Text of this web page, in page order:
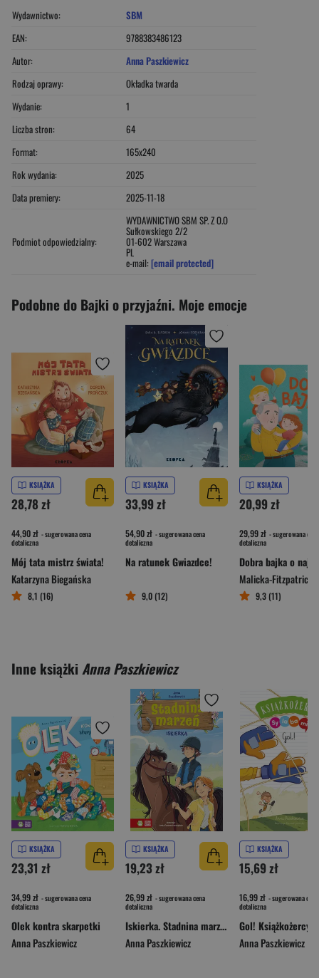
Wydawnictwo:
SBM
EAN:
9788383486123
Autor:
Anna Paszkiewicz
Rodzaj oprawy:
Okładka twarda
Wydanie:
1
Liczba stron:
64
Format:
165x240
Rok wydania:
2025
Data premiery:
2025-11-18
Podmiot odpowiedzialny:
WYDAWNICTWO SBM SP. Z O.O
Sułkowskiego 2/2
01-602 Warszawa
PL
e-mail: [email protected]
Podobne do Bajki o przyjaźni. Moje emocje
KSIĄŻKA
28,78 zł
44,90 zł - sugerowana cena
detaliczna
Mój tata mistrz świata!
Katarzyna Biegańska
8,1 (16)
KSIĄŻKA
33,99 zł
54,90 zł - sugerowana cena
detaliczna
Na ratunek Gwiazdce!
9,0 (12)
KSIĄŻKA
20,99 zł
29,99 zł - sugerowana cena
detaliczna
Malicka-Fitzpatrick
9,3 (11)
Inne książki Anna Paszkiewicz
KSIĄŻKA
23,31 zł
34,99 zł - sugerowana cena
detaliczna
Olek kontra skarpetki
Anna Paszkiewicz
KSIĄŻKA
19,23 zł
26,99 zł - sugerowana cena
detaliczna
Iskierka. Stadnina marzeń
Anna Paszkiewicz
KSIĄŻKA
15,69 zł
16,99 zł - sugerowana cena
detaliczna
Anna Paszkiewicz